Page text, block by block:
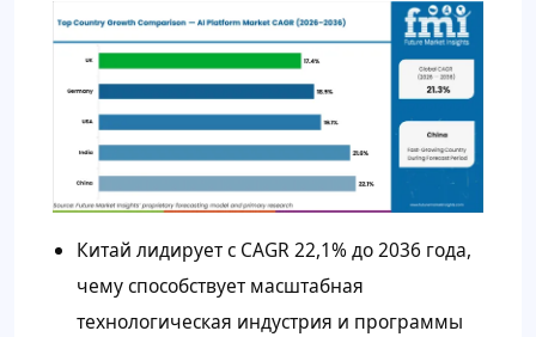
Китай лидирует с CAGR 22,1% до 2036 года,
чему способствует масштабная
технологическая индустрия и программы